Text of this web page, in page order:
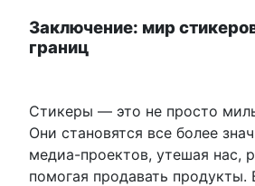
Заключение: мир
границ
Стикеры — это не просто
Они становятся все более
медиа-проектов, утешая нас,
помогая продавать продукты.